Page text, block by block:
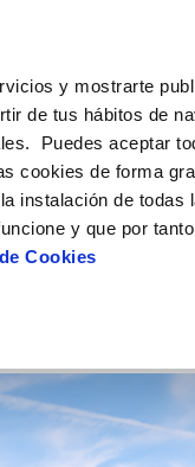
y mostrarte
de tus hábitos de
Puedes aceptar
cookies de forma
instalación de todas
y que por
Cookies
DE
datos bancarios
datos de
DE SERVICIO
compromisos
Counsel (Defensa del
DEL AGUA
de consumo